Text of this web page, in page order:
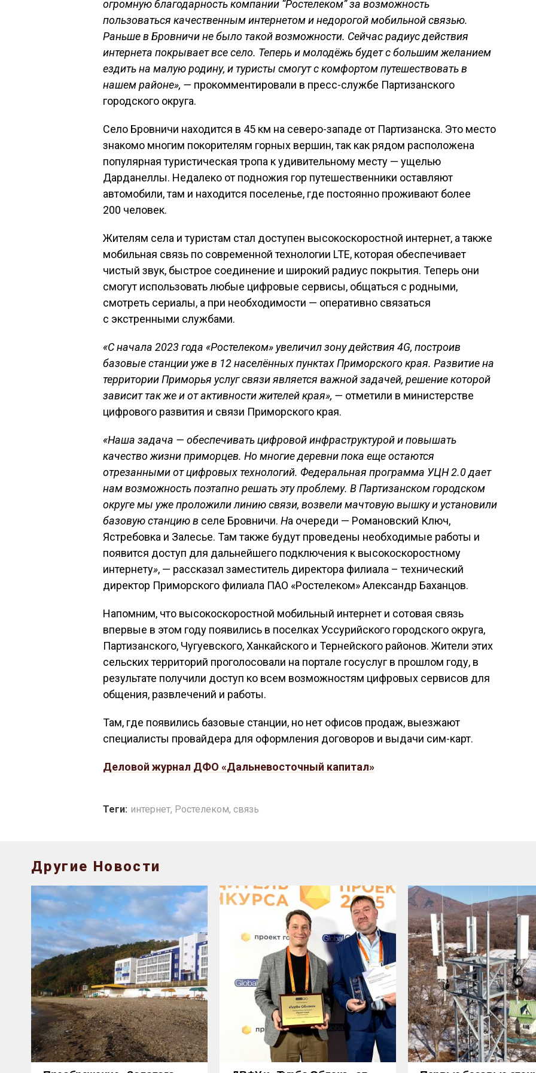
огромную благодарность компании “Ростелеком” за возможность
пользоваться качественным интернетом и недорогой мобильной связью.
Раньше в Бровничи не было такой возможности. Сейчас радиус действия
интернета покрывает все село. Теперь и молодёжь будет с большим желанием
ездить на малую родину, и туристы смогут с комфортом путешествовать в
нашем районе», — прокомментировали в пресс-службе Партизанского
городского округа.
Село Бровничи находится в 45 км на северо-западе от Партизанска. Это место
знакомо многим покорителям горных вершин, так как рядом расположена
популярная туристическая тропа к удивительному месту — ущелью
Дарданеллы. Недалеко от подножия гор путешественники оставляют
автомобили, там и находится поселенье, где постоянно проживают более
200 человек.
Жителям села и туристам стал доступен высокоскоростной интернет, а также
мобильная связь по современной технологии LTE, которая обеспечивает
чистый звук, быстрое соединение и широкий радиус покрытия. Теперь они
смогут использовать любые цифровые сервисы, общаться с родными,
смотреть сериалы, а при необходимости — оперативно связаться
с экстренными службами.
«С начала 2023 года «Ростелеком» увеличил зону действия 4G, построив
базовые станции уже в 12 населённых пунктах Приморского края. Развитие на
территории Приморья услуг связи является важной задачей, решение которой
зависит так же и от активности жителей края», — отметили в министерстве
цифрового развития и связи Приморского края.
«Наша задача — обеспечивать цифровой инфраструктурой и повышать
качество жизниприморцев. Но многие деревни пока еще остаются
отрезанными от цифровых технологий. Федеральная программа УЦН 2.0 дает
нам возможность поэтапно решать эту проблему. В Партизанском городском
округе мы уже проложили линию связи, возвели мачтовую вышку и установили
базовую станцию в селе Бровничи. На очереди — Романовский Ключ,
Ястребовка и Залесье. Там также будут проведены необходимые работы и
появится доступ для дальнейшего подключения к высокоскоростному
интернету», — рассказал заместитель директора филиала – технический
директор Приморского филиала ПАО «Ростелеком» Александр Баханцов.
Напомним, что высокоскоростной мобильный интернет и сотовая связь
впервые в этом году появились в поселках Уссурийского городского округа,
Партизанского, Чугуевского, Ханкайского и Тернейского районов. Жители этих
сельских территорий проголосовали на портале госуслуг в прошлом году, в
результате получили доступ ко всем возможностям цифровых сервисов для
общения, развлечений и работы.
Там, где появились базовые станции, но нет офисов продаж, выезжают
специалисты провайдера для оформления договоров и выдачи сим-карт.
Деловой журнал ДФО «Дальневосточный капитал»
Теги: интернет, Ростелеком, связь
Другие Новости